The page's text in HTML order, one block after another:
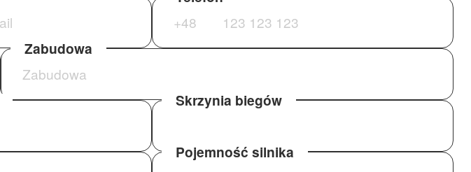
Zabudowa
Skrzynia biegów
Pojemność silnika